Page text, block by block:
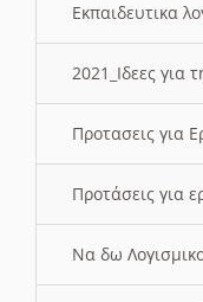
Εκπαιδευτικα
2021_Ιδεες για
Προτασεις για
Προτάσεις για
Να δω